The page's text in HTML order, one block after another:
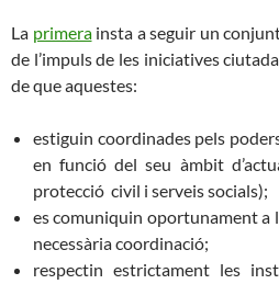
La primerainsta a seguir un
de l’impuls de les iniciatives
de que aquestes:
estiguin coordinades pels
en funció del seu àmbit
protecció civil i serveis socials);
es comuniquin oportunament a
necessària coordinació;
respectin estrictament les